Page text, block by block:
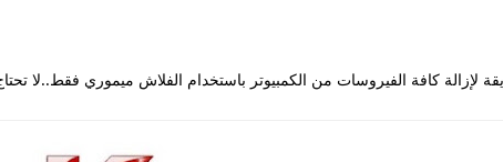
لإزالة كافة الفيروسات من الكمبيوتر باستخدام الفلاش ميموري فقط..لا